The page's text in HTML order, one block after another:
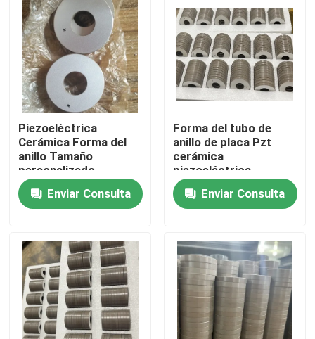
Sobre nosotros
Viaje de la fábrica
Control de calidad
Éntrenos en contacto con
Pida una cita
transductor ultrasónico de limpieza
transductor ultrasónico de alta potencia
Transductor ultrasónico de la frecuencia multi
Piezoeléctrica
Cerámica Forma del
anillo Tamaño
personalizado
Enviar Consulta
Forma del tubo de
anillo de placa Pzt
cerámica
piezoeléctrica
Enviar Consulta